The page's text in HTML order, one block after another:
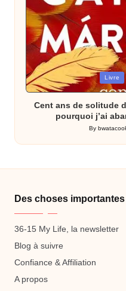
Posted
in
Livre
Cent ans de solitude
pourquoi j’ai
Posted
by
By
Des choses importantes
36-15 My Life, la newsletter
Blog à suivre
Confiance & Affiliation
A propos